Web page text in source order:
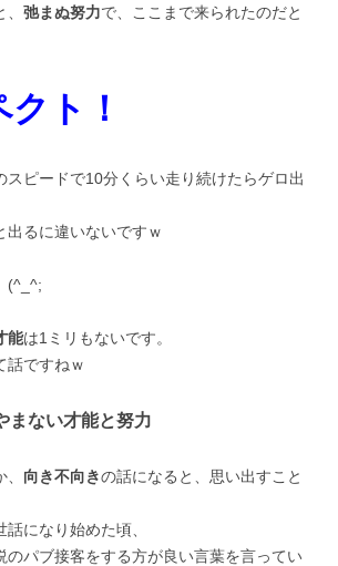
、 弛まぬ努力で、ここまで来られたのだと
ト！
スピードで10分くらい走り続けたらゲロ出
出るに違いないですｗ
ゞ
能は1ミリもないです。
話ですねｗ
まない才能と努力
向き不向きの話になると、思い出すこと
になり始めた頃、
のパブ接客をする方が良い言葉を言ってい